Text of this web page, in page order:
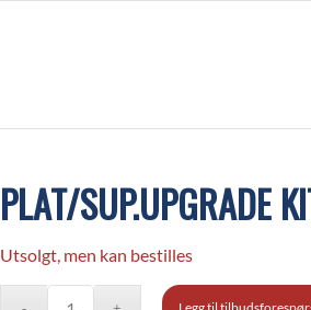
PLAT/SUP.UPGRADE
Utsolgt, men kan bestilles